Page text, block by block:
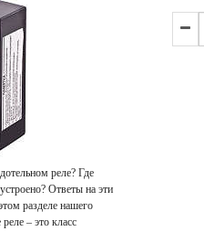
реле? Где
Ответы на эти
разделе нашего
– это класс